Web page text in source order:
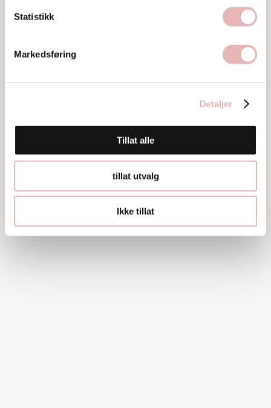
Statistikk
Markedsføring
Detaljer
Tillat alle
tillat utvalg
Ikke tillat
Pedersgata 6, 4013 STAVANGER
stian@matrosbar.no